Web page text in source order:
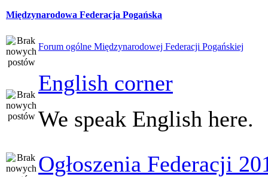
Międzynarodowa Federacja Pogańska
Forum ogólne Międzynarodowej Federacji Pogańskiej
English corner
We speak English here.
Ogłoszenia Federacji